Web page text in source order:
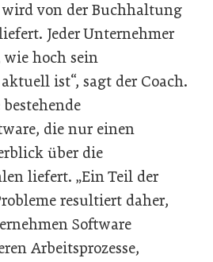
von der Buchhaltung
Jeder Unternehmer
wie hoch sein
ist“, sagt der Coach.
die nur einen
über die
liefert. „Ein Teil der
resultiert daher,
Software
Arbeitsprozesse,